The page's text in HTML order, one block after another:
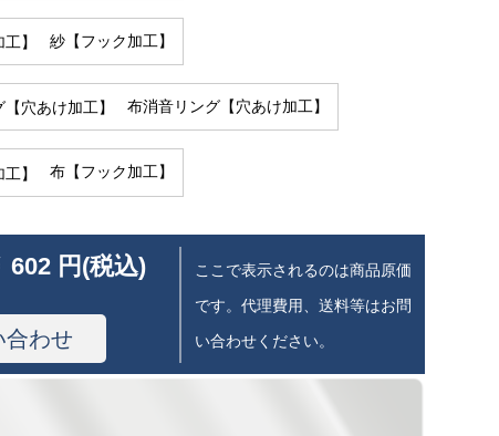
紗【フック加工】
布消音リング【穴あけ加工】
布【フック加工】
602 円(税込)
合わせ
ここで表示されるのは商品原価
です。代理費用、送料等はお問
い合わせください。